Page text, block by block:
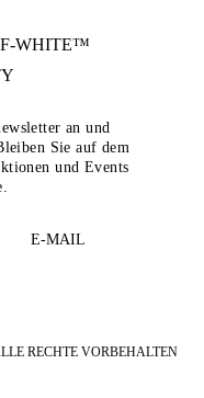
WHITE™
an und
Sie auf dem
und Events
E-MAIL
RECHTE VORBEHALTEN